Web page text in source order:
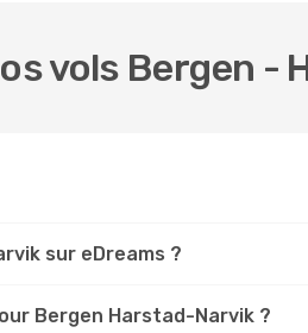
vols Bergen -
sur eDreams ?
Bergen Harstad-Narvik ?